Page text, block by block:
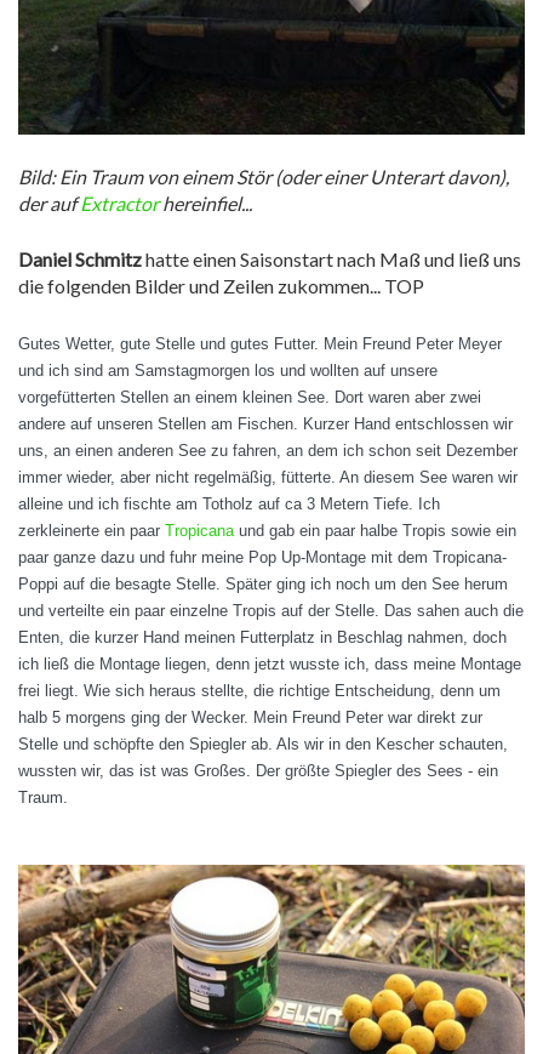
Bild: Ein Traum von einem Stör (oder einer Unterart davon),
der aufExtractorhereinfiel...
Daniel Schmitzhatte einen Saisonstart nach Maß und ließ uns
die folgenden Bilder und Zeilen zukommen... TOP
Gutes Wetter, gute Stelle und gutes Futter. Mein Freund Peter Meyer
und ich sind am Samstagmorgen los und wollten auf unsere
vorgefütterten Stellen an einem kleinen See. Dort waren aber zwei
andere auf unseren Stellen am Fischen. Kurzer Hand entschlossen wir
uns, an einen anderen See zu fahren, an dem ich schon seit Dezember
immer wieder, aber nicht regelmäßig, fütterte. An diesem See waren wir
alleine und ich fischte am Totholz auf ca 3 Metern Tiefe. Ich
zerkleinerte ein paar Tropicana und gab ein paar halbe Tropis sowie ein
paar ganze dazu und fuhr meine Pop Up-Montage mit dem Tropicana-
Poppi auf die besagte Stelle. Später ging ich noch um den See herum
und verteilte ein paar einzelne Tropis auf der Stelle. Das sahen auch die
Enten, die kurzer Hand meinen Futterplatz in Beschlag nahmen, doch
ich ließ die Montage liegen, denn jetzt wusste ich, dass meine Montage
frei liegt. Wie sich heraus stellte, die richtige Entscheidung, denn um
halb 5 morgens ging der Wecker. Mein Freund Peter war direkt zur
Stelle und schöpfte den Spiegler ab. Als wir in den Kescher schauten,
wussten wir, das ist was Großes. Der größte Spiegler des Sees - ein
Traum.